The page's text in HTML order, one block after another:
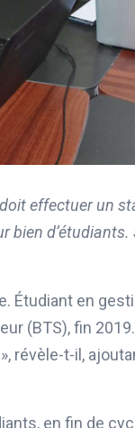
effectuer un
Étudiant en
(BTS), fin 2019.
révèle-t-il,
en fin de